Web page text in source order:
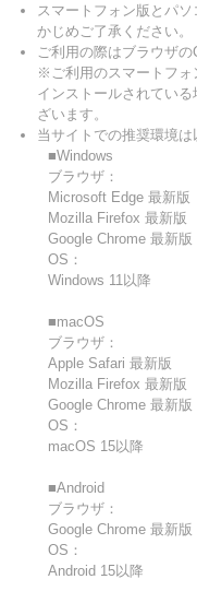
スマートフォン版とパ
かじめご了承ください。
ご利用の際はブラウザの
※ご利用のスマートフォ
インストールされてい
ざいます。
当サイトでの推奨環境は
■Windows
ブラウザ：
Microsoft Edge 最新版
Mozilla Firefox 最新版
Google Chrome 最新版
OS：
Windows 11以降
■macOS
ブラウザ：
Apple Safari 最新版
Mozilla Firefox 最新版
Google Chrome 最新版
OS：
macOS 15以降
■Android
ブラウザ：
Google Chrome 最新版
OS：
Android 15以降